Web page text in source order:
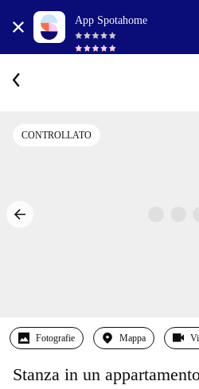
App Spotahome
CONTROLLATO
Fotografie Mappa
Stanza in un